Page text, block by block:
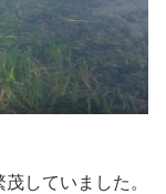
していました。